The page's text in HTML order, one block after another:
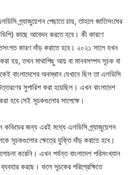
গ্র্যাজুয়েশন পেছাতে চায়, তাহলে জাতিসংঘের
কাছে আবেদন করতে হবে। কী কারণে
কারণ দাঁড় করাতে হবে। ২০২১ সালে যখন
করা হয়, তখন মাথাপিছু আয় বা মানবসম্পদ সূচক বা
বাংলাদেশের অবস্থান যেখানে ছিল তা এলডিসি
সুপারিশ করা হয়েছিল। এখন বাংলাদেশ
হবে সেই সূচকগুলোর সাপেক্ষে।
কভিডের জন্য এরই মধ্যে এলডিসি গ্র্যাজুয়েশন
সূচকগুলোর ক্ষেত্রে যুক্তি দাঁড় করাতে হবে।
করেনি। এখন পর্যন্ত বাংলাদেশ পরিসংখ্যান
করছে। ফলে সূচকের পরিপ্রেক্ষিতে